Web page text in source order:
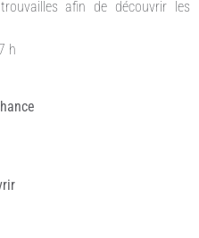
afin de découvrir les
h